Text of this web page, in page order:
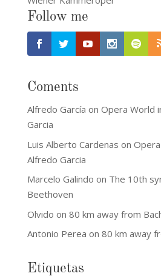
Follow me
Coments
Alfredo García on Opera World
Garcia
Luis Alberto Cardenas on
Alfredo Garcia
Marcelo Galindo on The 10th
Beethoven
Olvido on 80 km away from
Antonio Perea on 80 km away
Etiquetas